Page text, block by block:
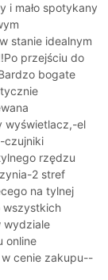
i mało spotykany
stanie idealnym
przejściu do
bogate
wyświetlacz,-el
czujniki
rzędzu
2 stref
na tylnej
wszystkich
wydziale
online
cenie zakupu--